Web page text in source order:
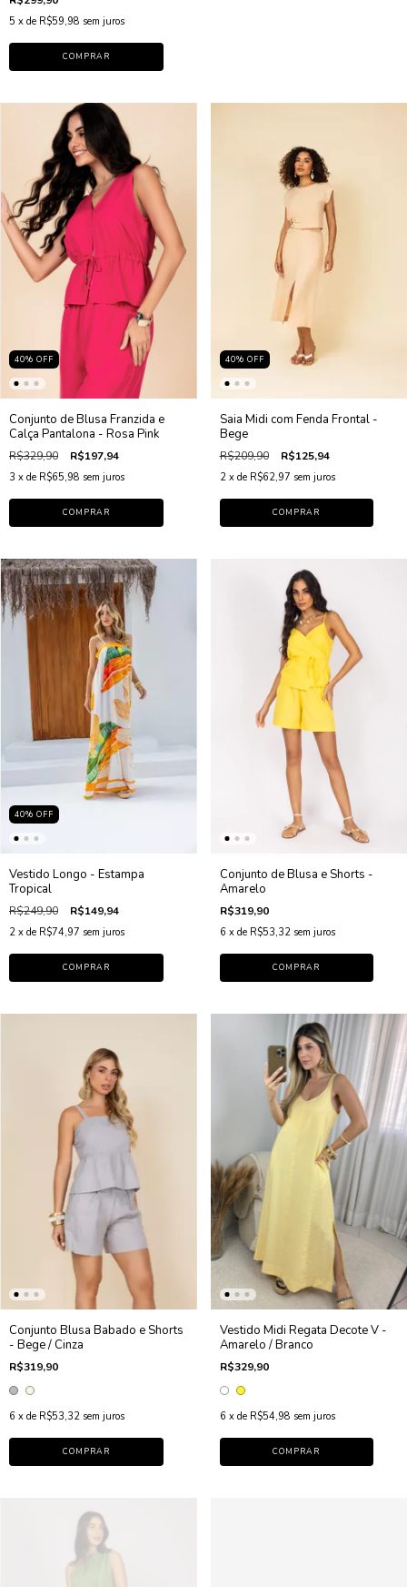
5 x de R$59,98 sem juros
COMPRAR
40% OFF
Conjunto de Blusa Franzida e
Calça Pantalona - Rosa Pink
R$329,90 R$197,94
3 x de R$65,98 sem juros
COMPRAR
40% OFF
Saia Midi com Fenda Frontal -
Bege
R$209,90 R$125,94
2 x de R$62,97 sem juros
COMPRAR
40% OFF
Vestido Longo - Estampa
Tropical
R$249,90 R$149,94
2 x de R$74,97 sem juros
COMPRAR
Conjunto de Blusa e Shorts -
Amarelo
R$319,90
6 x de R$53,32 sem juros
COMPRAR
Conjunto Blusa Babado e Shorts
- Bege / Cinza
R$319,90
6 x de R$53,32 sem juros
COMPRAR
Vestido Midi Regata Decote V -
Amarelo / Branco
R$329,90
6 x de R$54,98 sem juros
COMPRAR